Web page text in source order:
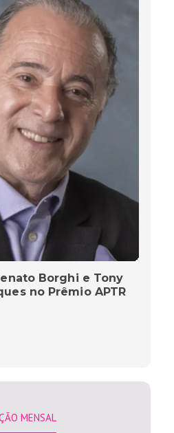
Borghi e Tony
no Prêmio APTR
MENSAL